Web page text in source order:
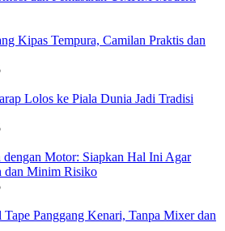
Kipas Tempura, Camilan Praktis dan
Lolos ke Piala Dunia Jadi Tradisi
Motor: Siapkan Hal Ini Agar
dan Minim Risiko
Panggang Kenari, Tanpa Mixer dan